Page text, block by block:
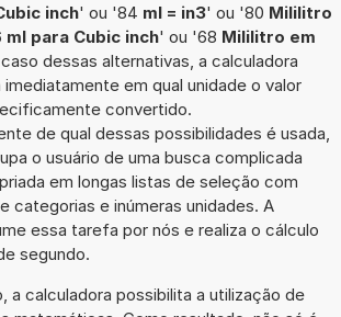
inch' ou '84 ml = in3' ou '80 Mililitro
ml para Cubic inch' ou '68 Mililitro em
dessas alternativas, a calculadora
em qual unidade o valor
convertido.
de qual dessas possibilidades é usada,
o usuário de uma busca complicada
em longas listas de seleção com
categorias e inúmeras unidades. A
essa tarefa por nós e realiza o cálculo
segundo.
a calculadora possibilita a utilização de